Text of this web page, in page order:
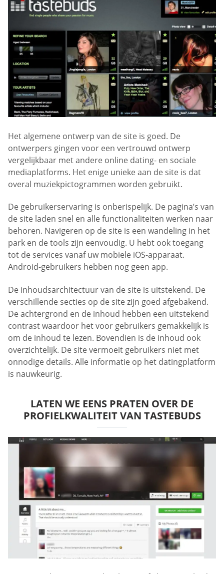
Het algemene ontwerp van de site is goed. De
ontwerpers gingen voor een vertrouwd ontwerp
vergelijkbaar met andere online dating- en sociale
mediaplatforms. Het enige unieke aan de site is dat
overal muziekpictogrammen worden gebruikt.
De gebruikerservaring is onberispelijk. De pagina’s van
de site laden snel en alle functionaliteiten werken naar
behoren. Navigeren op de site is een wandeling in het
park en de tools zijn eenvoudig. U hebt ook toegang
tot de services vanaf uw mobiele iOS-apparaat.
Android-gebruikers hebben nog geen app.
De inhoudsarchitectuur van de site is uitstekend. De
verschillende secties op de site zijn goed afgebakend.
De achtergrond en de inhoud hebben een uitstekend
contrast waardoor het voor gebruikers gemakkelijk is
om de inhoud te lezen. Bovendien is de inhoud ook
overzichtelijk. De site vermoeit gebruikers niet met
onnodige details. Alle informatie op het datingplatform
is nauwkeurig.
LATEN WE EENS PRATEN OVER DE
PROFIELKWALITEIT VAN TASTEBUDS